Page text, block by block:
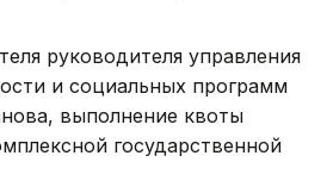
руководителя управления
и социальных программ
выполнение квоты
государственной